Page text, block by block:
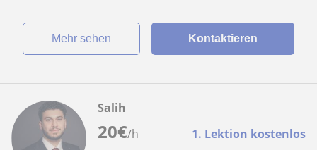
Mehr sehen Kontaktieren
20€/h 1. Lektion kostenlos
Salih